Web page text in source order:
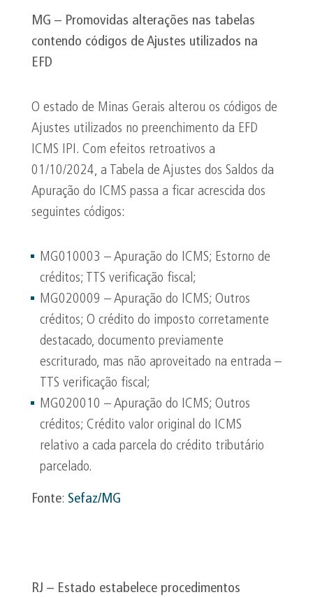
MG – Promovidas alterações nas tabelas
contendo códigos de Ajustes utilizados na
EFD
O estado de Minas Gerais alterou os códigos de
Ajustes utilizados no preenchimento da EFD
ICMS IPI. Com efeitos retroativos a
01/10/2024, a Tabela de Ajustes dos Saldos da
Apuração do ICMS passa a ficar acrescida dos
seguintes códigos:
MG010003 – Apuração do ICMS; Estorno de
créditos; TTS verificação fiscal;
MG020009 – Apuração do ICMS; Outros
créditos; O crédito do imposto corretamente
destacado, documento previamente
escriturado, mas não aproveitado na entrada –
TTS verificação fiscal;
MG020010 – Apuração do ICMS; Outros
créditos; Crédito valor original do ICMS
relativo a cada parcela do crédito tributário
parcelado.
Fonte: Sefaz/MG
RJ – Estado estabelece procedimentos